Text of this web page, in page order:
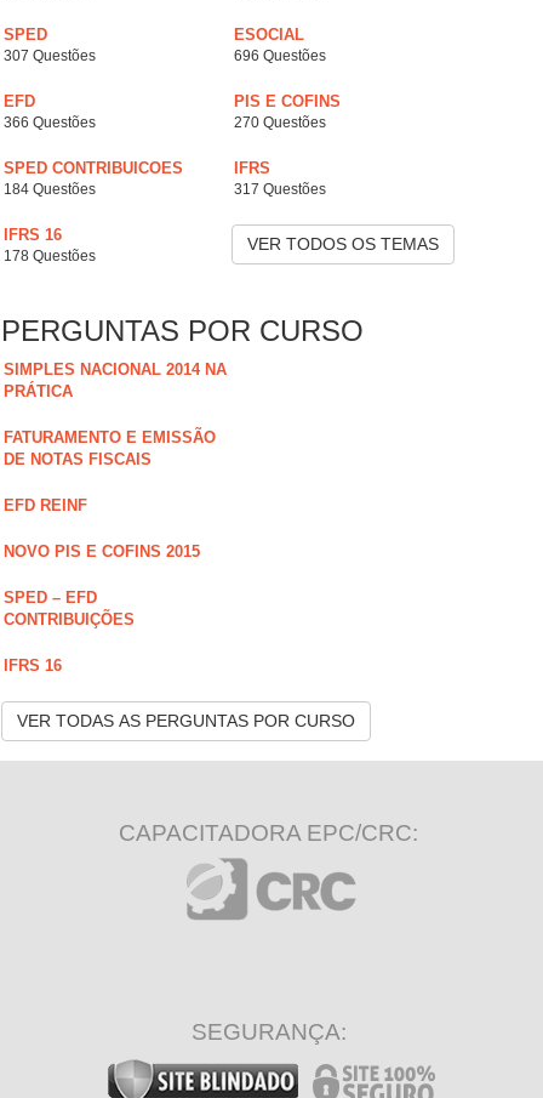
SPED
307 Questões
ESOCIAL
696 Questões
EFD
366 Questões
PIS E COFINS
270 Questões
SPED CONTRIBUICOES
184 Questões
IFRS
317 Questões
IFRS 16
178 Questões
VER TODOS OS TEMAS
PERGUNTAS POR CURSO
SIMPLES NACIONAL 2014 NA
PRÁTICA
FATURAMENTO E EMISSÃO
DE NOTAS FISCAIS
EFD REINF
NOVO PIS E COFINS 2015
SPED – EFD
CONTRIBUIÇÕES
IFRS 16
VER TODAS AS PERGUNTAS POR CURSO
CAPACITADORA EPC/CRC:
SEGURANÇA: